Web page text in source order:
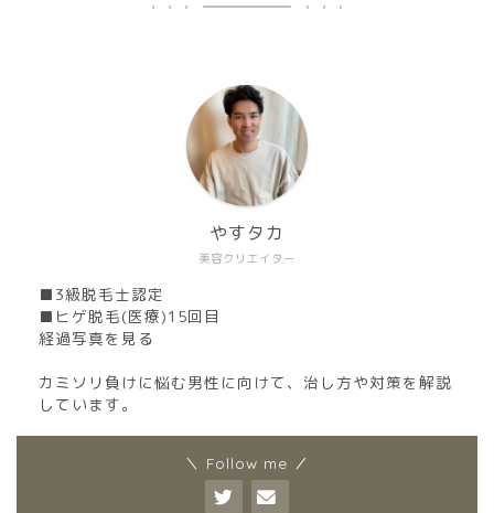
美容クリエイター
やすタカ
■3級脱毛士認定
■ヒゲ脱毛(医療)15回目
経過写真を見る
カミソリ負けに悩む男性に向けて、治し方や対策を解説
しています。
＼ Follow me ／